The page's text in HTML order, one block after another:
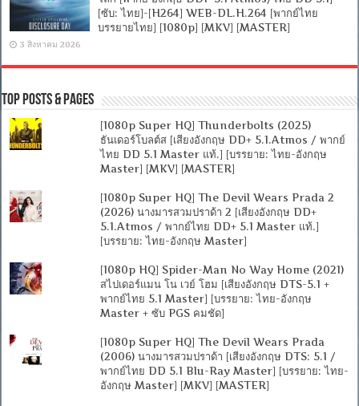
[ซับ: ไทย]-[H264] WEB-DL.H.264 [พากย์ไทย
บรรยายไทย] [1080p] [MKV] [MASTER]
3 สิงหาคม 2026
Top Posts & Pages
[1080p Super HQ] Thunderbolts (2025)
ธันเดอร์โบลต์ส [เสียงอังกฤษ DD+ 5.1.Atmos / พากย์
ไทย DD 5.1 Master แท้.] [บรรยาย: ไทย-อังกฤษ
Master] [MKV] [MASTER]
[1080p Super HQ] The Devil Wears Prada 2
(2026) นางมารสวมปราด้า 2 [เสียงอังกฤษ DD+
5.1.Atmos / พากย์ไทย DD+ 5.1 Master แท้.]
[บรรยาย: ไทย-อังกฤษ Master]
[1080p HQ] Spider-Man No Way Home (2021)
สไปเดอร์แมน โน เวย์ โฮม [เสียงอังกฤษ DTS-5.1 +
พากย์ไทย 5.1 Master] [บรรยาย: ไทย-อังกฤษ
Master + ซับ PGS คมชัด]
[1080p Super HQ] The Devil Wears Prada
(2006) นางมารสวมปราด้า [เสียงอังกฤษ DTS: 5.1 /
พากย์ไทย DD 5.1 Blu-Ray Master] [บรรยาย: ไทย-
อังกฤษ Master] [MKV] [MASTER]